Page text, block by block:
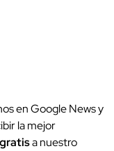
en Google News y
la mejor
gratisa nuestro